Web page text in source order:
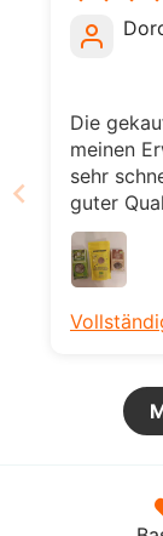
Die
meinen
sehr
guter
jeden Fall